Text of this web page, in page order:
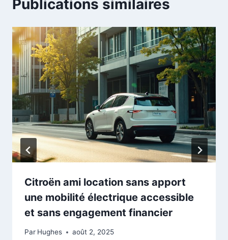
Publications similaires
Citroën ami location sans apport
une mobilité électrique accessible
et sans engagement financier
Par Hughes août 2, 2025